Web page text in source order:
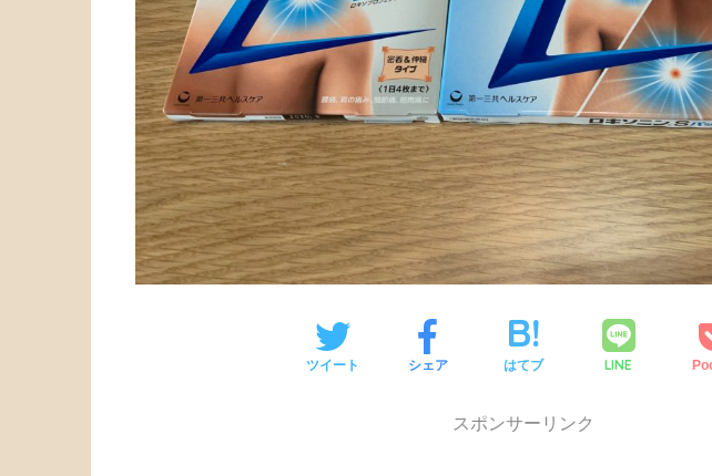
ツイート シェア はてブ LINE
スポンサーリンク